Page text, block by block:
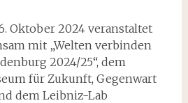
Oktober 2024 veranstaltet
mit „Welten verbinden
2024/25“, dem
für Zukunft, Gegenwart
dem Leibniz-Lab